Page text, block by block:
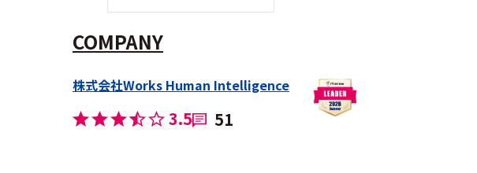
COMPANY
株式会社Works Human Intelligence
3.5 51